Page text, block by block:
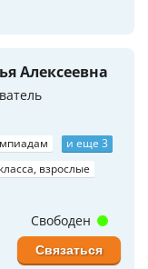
Алексеевна
и еще 3
взрослые
Свободен
Связаться